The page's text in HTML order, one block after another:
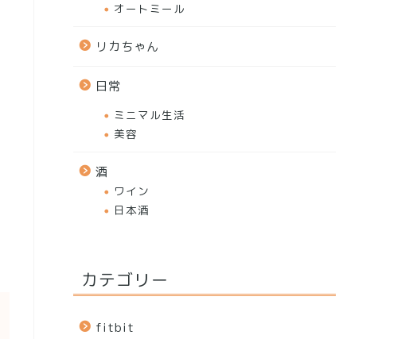
オートミール
リカちゃん
日常
ミニマル生活
美容
酒
ワイン
日本酒
カテゴリー
fitbit